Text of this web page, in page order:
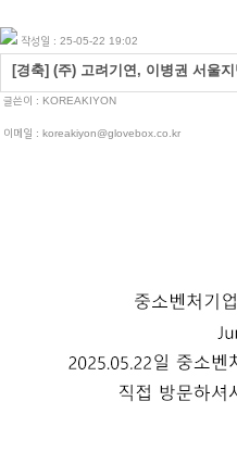
작성일 : 25-05-22 19:02
[경축] (주) 고려기연, 이병권 서울
글쓴이 : KOREAKIYON
이메일 : koreakiyon@glovebox.co.kr